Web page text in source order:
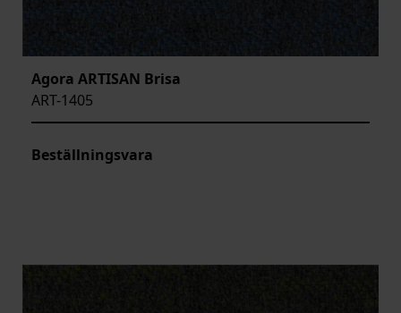
Agora ARTISAN Brisa
ART-1405
Beställningsvara